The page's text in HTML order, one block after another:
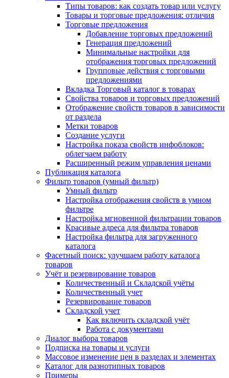
Типы товаров: как создать товар или услугу
Товары и торговые предложения: отличия
Торговые предложения
Добавление торговых предложений
Генерация предложений
Минимальные настройки для
отображения торговых предложений
Групповые действия с торговыми
предложениями
Вкладка Торговый каталог в товарах
Свойства товаров и торговых предложений
Отображение свойств товаров в зависимости
от раздела
Метки товаров
Создание услуги
Настройка показа свойств инфоблоков:
облегчаем работу
Расширенный режим управления ценами
Публикация каталога
Фильтр товаров (умный фильтр)
Умный фильтр
Настройка отображения свойств в умном
фильтре
Настройка мгновенной фильтрации товаров
Красивые адреса для фильтра товаров
Настройка фильтра для загруженного
каталога
Фасетный поиск: улучшаем работу каталога
товаров
Учёт и резервирование товаров
Количественный и Складской учёты
Количественный учет
Резервирование товаров
Складской учет
Как включить складской учёт
Работа с документами
Диалог выбора товаров
Подписка на товары и услуги
Массовое изменение цен в разделах и элементах
Каталог для разнотипных товаров
Примеры